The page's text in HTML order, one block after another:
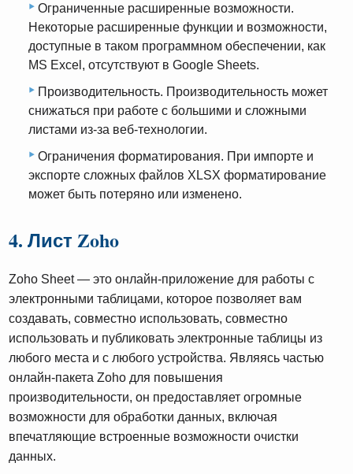
Ограниченные расширенные возможности.
Некоторые расширенные функции и возможности,
доступные в таком программном обеспечении, как
MS Excel, отсутствуют в Google Sheets.
Производительность. Производительность может
снижаться при работе с большими и сложными
листами из-за веб-технологии.
Ограничения форматирования. При импорте и
экспорте сложных файлов XLSX форматирование
может быть потеряно или изменено.
4. Лист Zoho
Zoho Sheet — это онлайн-приложение для работы с
электронными таблицами, которое позволяет вам
создавать, совместно использовать, совместно
использовать и публиковать электронные таблицы из
любого места и с любого устройства. Являясь частью
онлайн-пакета Zoho для повышения
производительности, он предоставляет огромные
возможности для обработки данных, включая
впечатляющие встроенные возможности очистки
данных.